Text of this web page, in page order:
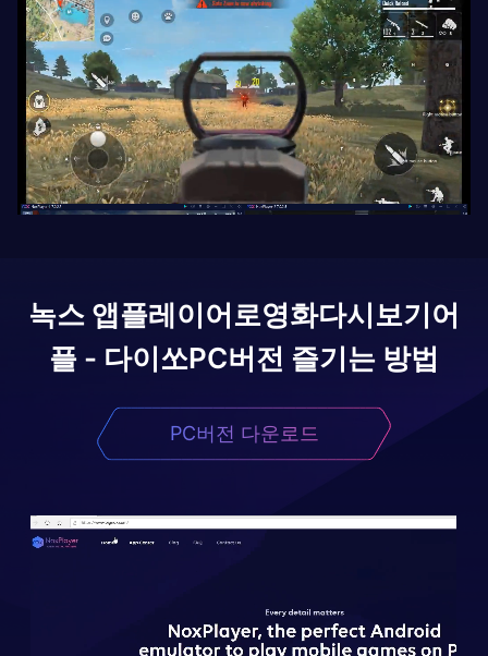
녹스 앱플레이어로영화다시보기어
플 - 다이쏘PC버전 즐기는 방법
PC버전 다운로드